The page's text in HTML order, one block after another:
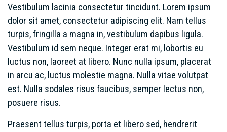
Vestibulum lacinia consectetur tincidunt. Lorem ipsum
dolor sit amet, consectetur adipiscing elit. Nam tellus
turpis, fringilla a magna in, vestibulum dapibus ligula.
Vestibulum id sem neque. Integer erat mi, lobortis eu
luctus non, laoreet at libero. Nunc nulla ipsum, placerat
in arcu ac, luctus molestie magna. Nulla vitae volutpat
est. Nulla sodales risus faucibus, semper lectus non,
posuere risus.
Praesent tellus turpis, porta et libero sed, hendrerit